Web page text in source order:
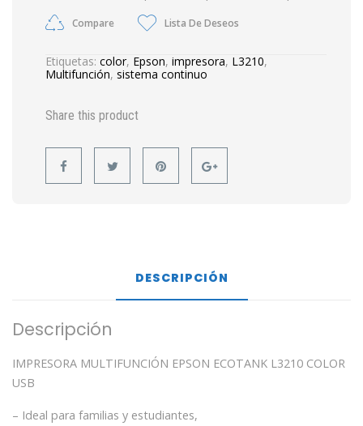
Compare Lista De Deseos
Etiquetas: color, Epson, impresora, L3210,
Multifunción, sistema continuo
Share this product
DESCRIPCIÓN
Descripción
IMPRESORA MULTIFUNCIÓN EPSON ECOTANK L3210 COLOR
USB
– Ideal para familias y estudiantes,